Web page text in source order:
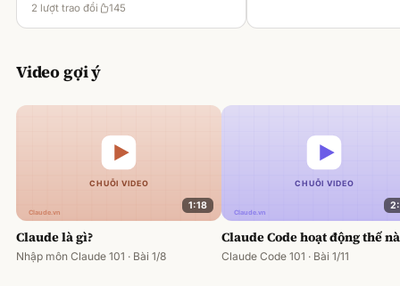
ChatGPT. Hiện chỉ có tài liệu về
2 lượt trao đổi 145
Video gợi ý
1:18
Claude là gì?
Nhập môn Claude 101 · Bài 1/8
Claude Code hoạt động thế
Claude Code 101 · Bài 1/11